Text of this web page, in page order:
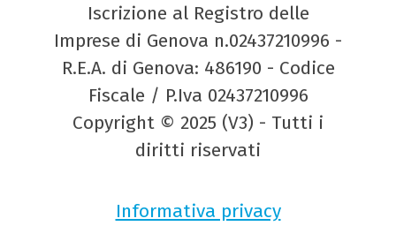
Iscrizione al Registro delle
Imprese di Genova n.02437210996 -
R.E.A. di Genova: 486190 - Codice
Fiscale / P.Iva 02437210996
Copyright © 2025 (V3) - Tutti i
diritti riservati
Informativa privacy